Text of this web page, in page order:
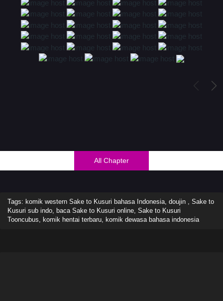
All Chapter
Tags: komik western Sake to Kusuri bahasa Indonesia, doujin , Sake to
Kusuri sub indo, baca Sake to Kusuri online, Sake to Kusuri
Tooncubus, komik hentai terbaru, komik dewasa bahasa indonesia